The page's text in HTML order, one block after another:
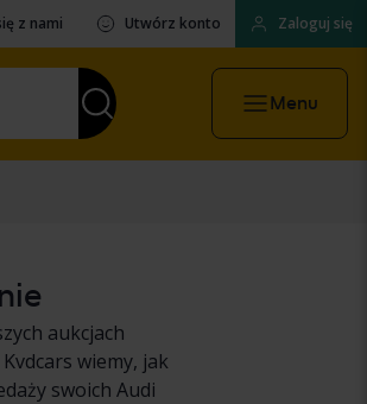
z nami Utwórz konto Zaloguj się
Menu
aukcjach
wiemy, jak
swoich Audi